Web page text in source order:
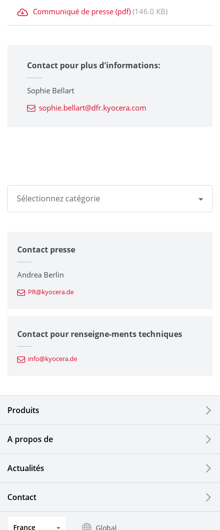
Communiqué de presse (pdf) (146.0 KB)
Contact pour plus d'informations:
Sophie Bellart
sophie.bellart@dfr.kyocera.com
Sélectionnez catégorie
Groupe Kyocera
Imprimantes / Multifonctions
Composants en céramique fine
Composants automobiles
Composants électroniques
Composants optiques
Ecrans LCD et solutions tactiles
Systèmes électriques solaires
Contact presse
Andrea Berlin
PR@kyocera.de
Contact pour renseigne-ments techniques
info@kyocera.de
Produits
A propos de
Actualités
Contact
France Global